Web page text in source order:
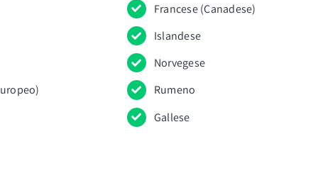
Francese (Canadese)
Islandese
Norvegese
Rumeno
Gallese